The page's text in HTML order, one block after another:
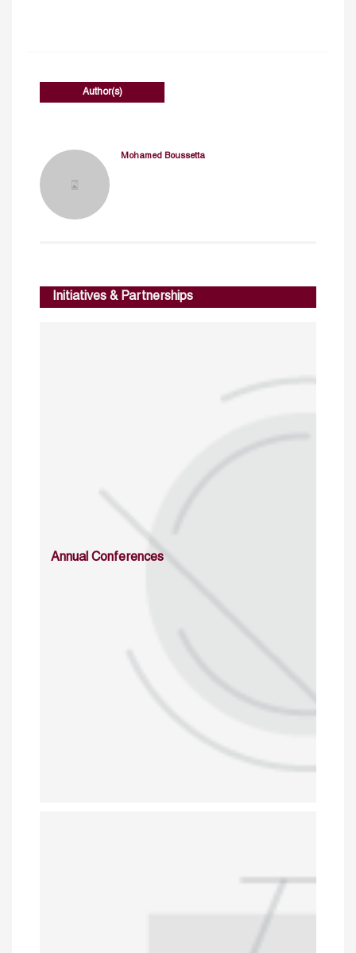
Author(s)
Mohamed Boussetta
Initiatives & Partnerships
Annual Conferences